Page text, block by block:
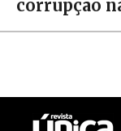
corrupção